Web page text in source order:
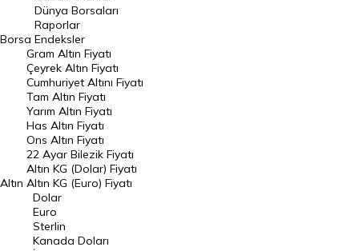
Geçmiş Kapanışlar
Dünya Borsaları
Raporlar
Endeksler
DÖVİZ
Döviz Kuru
Dolar Kuru
Euro Kuru
Pound Kuru
Frank Kuru
Borsa
Dünya Borsaları
Raporlar
Endeksler
Altın
Gram Altın Fiyatı
Çeyrek Altın Fiyatı
Cumhuriyet Altını Fiyatı
Tam Altın Fiyatı
Yarım Altın Fiyatı
Has Altın Fiyatı
Ons Altın Fiyatı
22 Ayar Bilezik Fiyatı
Altın KG (Dolar) Fiyatı
Altın KG (Euro) Fiyatı
Dolar
Euro
Sterlin
Kanada Doları